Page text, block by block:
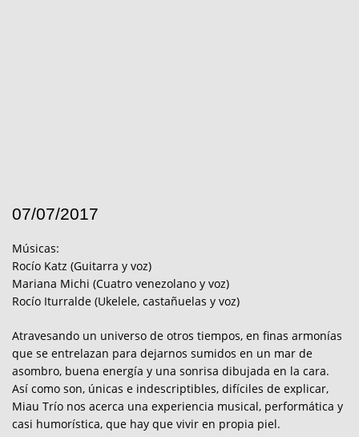
07/07/2017
Músicas:
Rocío Katz (Guitarra y voz)
Mariana Michi (Cuatro venezolano y voz)
Rocío Iturralde (Ukelele, castañuelas y voz)
Atravesando un universo de otros tiempos, en finas armonías
que se entrelazan para dejarnos sumidos en un mar de
asombro, buena energía y una sonrisa dibujada en la cara.
Así como son, únicas e indescriptibles, difíciles de explicar,
Miau Trío nos acerca una experiencia musical, performática y
casi humorística, que hay que vivir en propia piel.